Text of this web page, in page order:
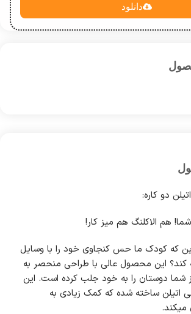
دانلود
دو کاره:
شما! هم الاکلنگ هم میز کار!
که کودک ما حس کنجاوی خود را با وسایل
کند؟ این محصول عالی با طراحی منحصر به
شما دوستان را به خود جلب کرده است. این
اتیلن ساخته شده که کمک زیادی به